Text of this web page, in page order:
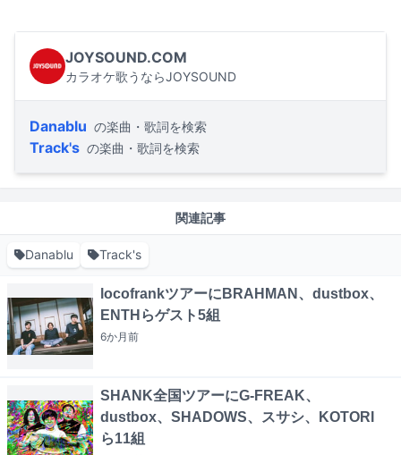
JOYSOUND.COM
カラオケ歌うならJOYSOUND
Danablu の楽曲・歌詞を検索
Track's の楽曲・歌詞を検索
関連記事
Danablu Track's
locofrankツアーにBRAHMAN、dustbox、
ENTHらゲスト5組
6か月前
SHANK全国ツアーにG-FREAK、
dustbox、SHADOWS、スサシ、KOTORI
ら11組